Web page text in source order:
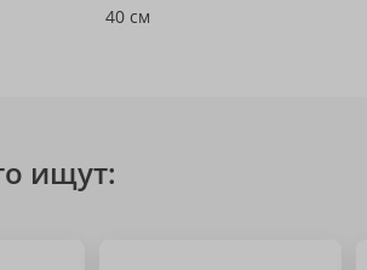
40 см
ищут: